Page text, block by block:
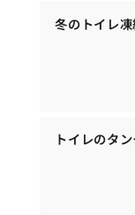
冬のトイレ
トイレのタ